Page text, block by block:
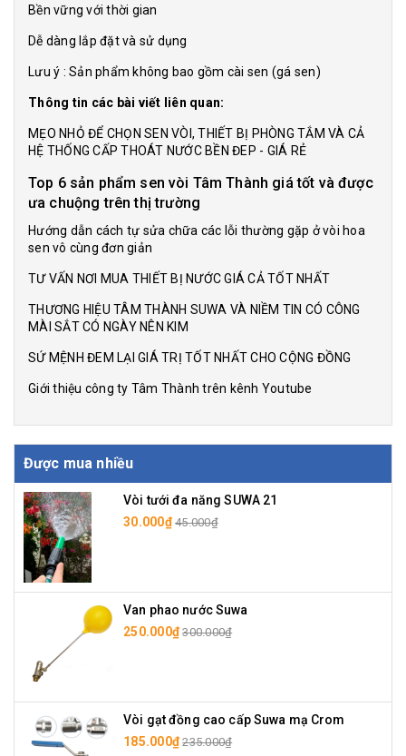
Bền vững với thời gian
Dễ dàng lắp đặt và sử dụng
Lưu ý : Sản phẩm không bao gồm cài sen (gá sen)
Thông tin các bài viết liên quan:
MẸO NHỎ ĐỂ CHỌN SEN VÒI, THIẾT BỊ PHÒNG TẮM VÀ CẢ
HỆ THỐNG CẤP THOÁT NƯỚC BỀN ĐEP - GIÁ RẺ
Top 6 sản phẩm sen vòi Tâm Thành giá tốt và được
ưa chuộng trên thị trường
Hướng dẫn cách tự sửa chữa các lỗi thường gặp ở vòi hoa
sen vô cùng đơn giản
TƯ VẤN NƠI MUA THIẾT BỊ NƯỚC GIÁ CẢ TỐT NHẤT
THƯƠNG HIỆU TÂM THÀNH SUWA VÀ NIỀM TIN CÓ CÔNG
MÀI SẮT CÓ NGÀY NÊN KIM
SỨ MỆNH ĐEM LẠI GIÁ TRỊ TỐT NHẤT CHO CỘNG ĐỒNG
Giới thiệu công ty Tâm Thành trên kênh Youtube
Được mua nhiều
Vòi tưới đa năng SUWA 21
30.000₫ 45.000₫
Van phao nước Suwa
250.000₫ 300.000₫
Vòi gạt đồng cao cấp Suwa mạ Crom
185.000₫ 235.000₫